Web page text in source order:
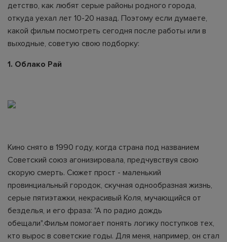
детство, как любят серые районы родного города,
откуда уехал лет 10-20 назад. Поэтому если думаете,
какой фильм посмотреть сегодня после работы или в
выходные, советую свою подборку:
1. Облако Рай
Кино снято в 1990 году, когда страна под названием
Советский союз агонизировала, предчувствуя свою
скорую смерть. Сюжет прост - маленький
провинциальный городок, скучная однообразная жизнь,
серые пятиэтажки, некрасивый Коля, мучающийся от
безделья, и его фраза: "А по радио дождь
обещали".Фильм помогает понять логику поступков тех,
кто вырос в советские годы. Для меня, например, он стал